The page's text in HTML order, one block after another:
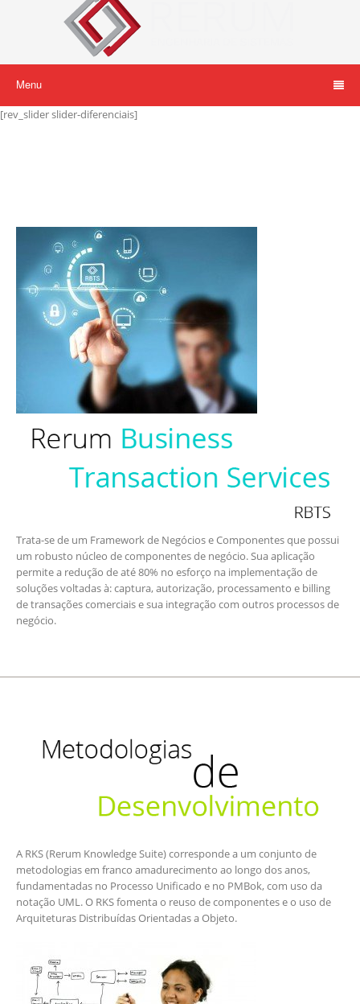
Menu
[rev_slider slider-diferenciais]
Trata-se de um Framework de Negócios e Componentes que possui
um robusto núcleo de componentes de negócio. Sua aplicação
permite a redução de até 80% no esforço na implementação de
soluções voltadas à: captura, autorização, processamento e billing
de transações comerciais e sua integração com outros processos de
negócio.
A RKS (Rerum Knowledge Suite) corresponde a um conjunto de
metodologias em franco amadurecimento ao longo dos anos,
fundamentadas no Processo Unificado e no PMBok, com uso da
notação UML. O RKS fomenta o reuso de componentes e o uso de
Arquiteturas Distribuídas Orientadas a Objeto.